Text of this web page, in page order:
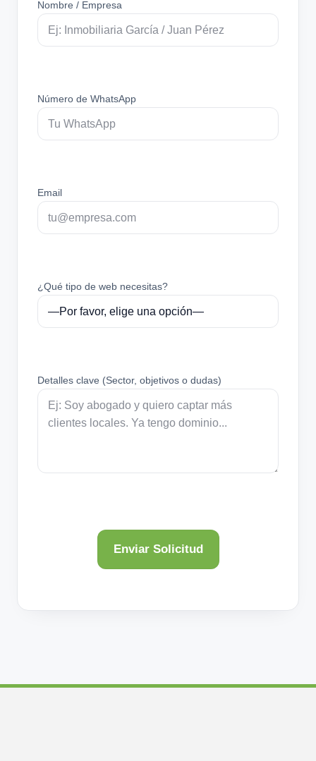
Nombre / Empresa
Número de WhatsApp
Email
¿Qué tipo de web necesitas?
Detalles clave (Sector, objetivos o dudas)